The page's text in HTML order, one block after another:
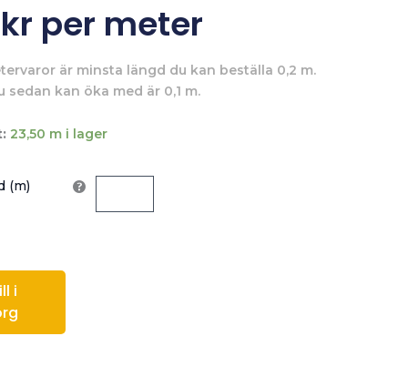
kr per meter
är minsta längd du kan beställa 0,2 m.
sedan kan öka med är 0,1 m.
23,50 m i lager
(m)
i